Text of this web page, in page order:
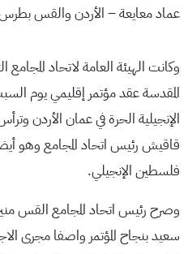
عماد معايعة – الأردن والقس
وكانت الهيئة العامة لاتحاد المجامع
الإنجيلية الحرة في عمان الأردن
قاقيش رئيس اتحاد المجامع
فلسطين الإنجيلي.
وصرح رئيس اتحاد المجامع القس
سعيد بنجاح المؤتمر واصفا مجرى